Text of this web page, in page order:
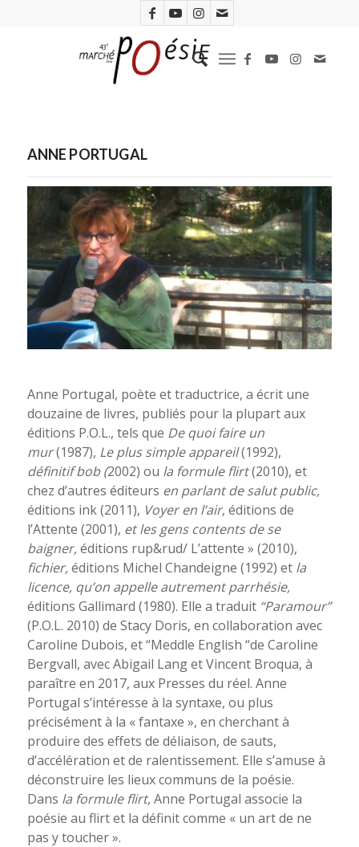
ANNE PORTUGAL
Anne Portugal. Photo D.R.
Anne Portugal, poète et traductrice, a écrit une
douzaine de livres, publiés pour la plupart aux
éditions P.O.L., tels que De quoi faire un
mur(1987), Le plus simple appareil(1992),
définitif bob (2002) ou la formule flirt(2010), et
chez d’autres éditeurs en parlant de salut public,
éditions ink (2011), Voyer en l’air, éditions de
l’Attente (2001), et les gens contents de se
baigner,éditions rup&rud/ L’attente » (2010),
fichier,éditions Michel Chandeigne (1992) et la
licence, qu’on appelle autrement parrhésie,
éditions Gallimard (1980). Elle a traduit “Paramour”
(P.O.L. 2010) de Stacy Doris, en collaboration avec
Caroline Dubois, et “Meddle English “de Caroline
Bergvall, avec Abigail Lang et Vincent Broqua, à
paraître en 2017, aux Presses du réel. Anne
Portugal s’intéresse à la syntaxe, ou plus
précisément à la « fantaxe », en cherchant à
produire des effets de déliaison, de sauts,
d’accélération et de ralentissement. Elle s’amuse à
déconstruire les lieux communs de la poésie.
Dans la formule flirt, Anne Portugal associe la
poésie au flirt et la définit comme « un art de ne
pas y toucher ».